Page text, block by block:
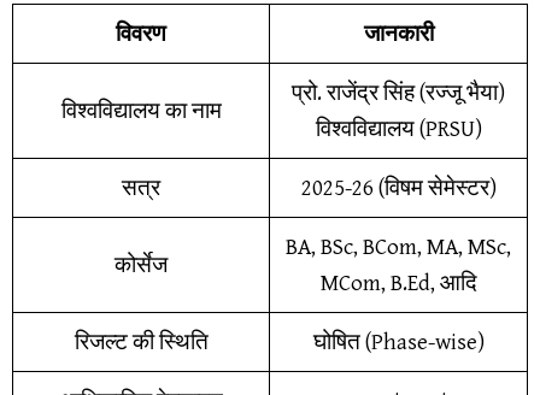
विवरण जानकारी
विश्वविद्यालय का नाम
प्रो. राजेंद्र सिंह (रज्जू भैया)
विश्वविद्यालय (PRSU)
सत्र 2025-26 (विषम सेमेस्टर)
कोर्सेज
BA, BSc, BCom, MA, MSc,
MCom, B.Ed, आदि
रिजल्ट की स्थिति घोषित (Phase-wise)